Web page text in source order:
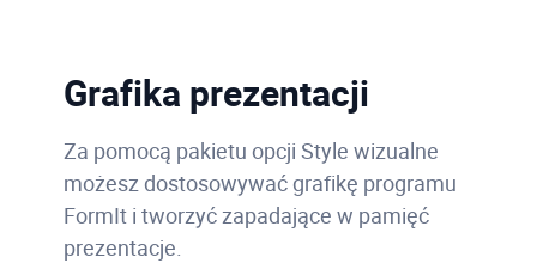
Grafika prezentacji
Za pomocą pakietu opcji Style wizualne
możesz dostosowywać grafikę programu
FormIt i tworzyć zapadające w pamięć
prezentacje.